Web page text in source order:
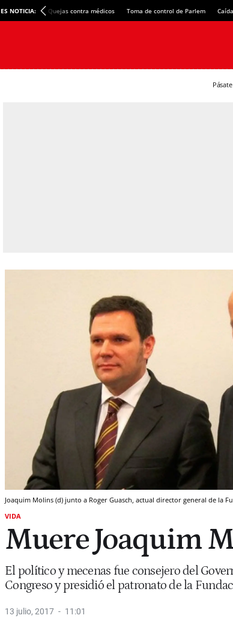
ES NOTICIA: Quejas contra médicos Toma de control de Parlem
Joaquim Molins (d) junto a Roger Guasch, actual director general de la
VIDA
Muere Joaquim
El político y mecenas fue consejero del
Congreso y presidió el patronato de la
13 julio, 2017 11:01